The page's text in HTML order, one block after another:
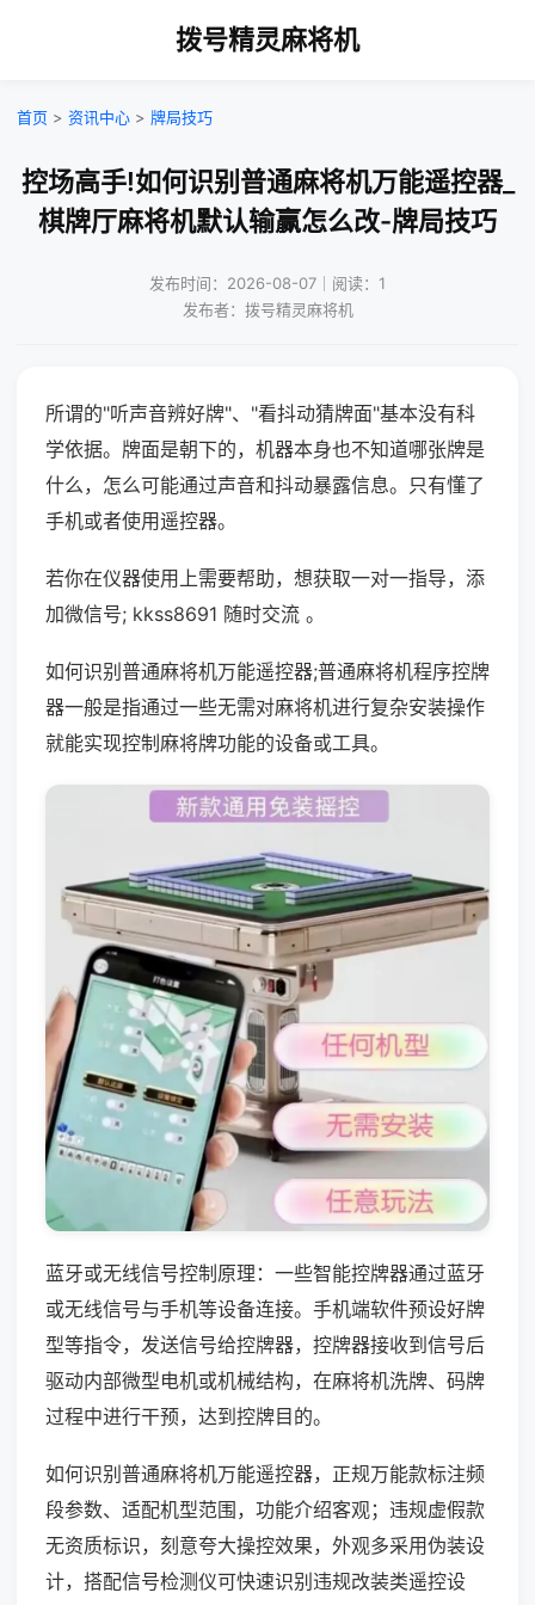
拨号精灵麻将机
首页 > 资讯中心 > 牌局技巧
控场高手!如何识别普通麻将机万能遥控器_
棋牌厅麻将机默认输赢怎么改-牌局技巧
发布时间：2026-08-07｜阅读：1
发布者：拨号精灵麻将机
所谓的"听声音辨好牌"、"看抖动猜牌面"基本没有科
学依据。牌面是朝下的，机器本身也不知道哪张牌是
什么，怎么可能通过声音和抖动暴露信息。只有懂了
手机或者使用遥控器。
若你在仪器使用上需要帮助，想获取一对一指导，添
加微信号; kkss8691 随时交流 。
如何识别普通麻将机万能遥控器;普通麻将机程序控牌
器一般是指通过一些无需对麻将机进行复杂安装操作
就能实现控制麻将牌功能的设备或工具。
蓝牙或无线信号控制原理：一些智能控牌器通过蓝牙
或无线信号与手机等设备连接。手机端软件预设好牌
型等指令，发送信号给控牌器，控牌器接收到信号后
驱动内部微型电机或机械结构，在麻将机洗牌、码牌
过程中进行干预，达到控牌目的。
如何识别普通麻将机万能遥控器，正规万能款标注频
段参数、适配机型范围，功能介绍客观；违规虚假款
无资质标识，刻意夸大操控效果，外观多采用伪装设
计，搭配信号检测仪可快速识别违规改装类遥控设